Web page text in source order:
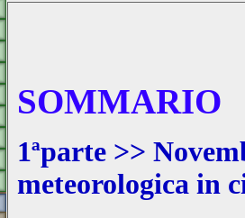
SOMMARIO
1ªparte >>
meteorologica in